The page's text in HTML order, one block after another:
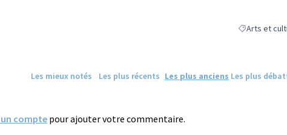
Filtrer les
Arts et
Les mieux notés Les plus récents Les plus anciens Les plus
un compte pour ajouter votre commentaire.